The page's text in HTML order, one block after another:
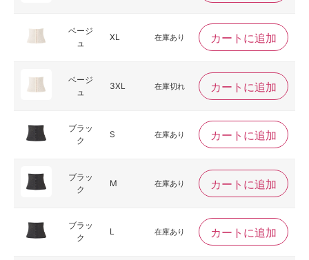
ベージ
ュ
XL 在庫あり カートに追加
ベージ
ュ
3XL 在庫切れ カートに追加
ブラッ
ク
S 在庫あり カートに追加
ブラッ
ク
M 在庫あり カートに追加
ブラッ
ク
L 在庫あり カートに追加